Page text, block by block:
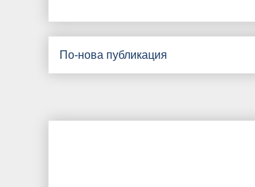
По-нова публикация